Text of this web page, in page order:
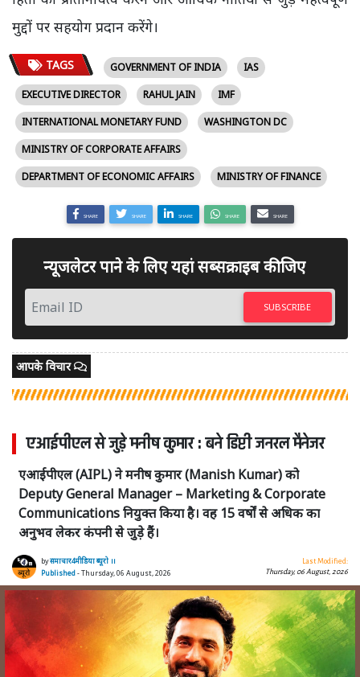
मुद्दों पर सहयोग प्रदान करेंगे।
TAGS GOVERNMENT OF INDIA
IAS
EXECUTIVE DIRECTOR
RAHUL JAIN
IMF
INTERNATIONAL MONETARY FUND
WASHINGTON DC
MINISTRY OF CORPORATE AFFAIRS
DEPARTMENT OF ECONOMIC AFFAIRS
MINISTRY OF FINANCE
SHARE SHARE SHARE SHARE SHARE
न्यूजलेटर पाने के लिए यहां सब्सक्राइब कीजिए
SUBSCRIBE
आपके विचार
एआईपीएल से जुड़े मनीष कुमार : बने डिप्टी जनरल मैनेजर
एआईपीएल (AIPL) ने मनीष कुमार (Manish Kumar) को
Deputy General Manager – Marketing & Corporate
Communications नियुक्त किया है। वह 15 वर्षों से अधिक का
अनुभव लेकर कंपनी से जुड़े हैं।
byसमाचार4मीडिया ब्यूरो ।।
Published- Thursday, 06 August, 2026
Last Modified:
Thursday, 06 August, 2026